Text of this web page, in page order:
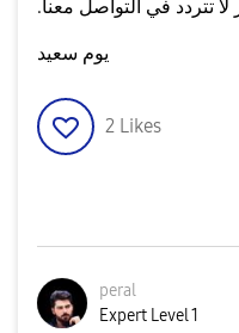
تتردد في التواصل معنا.
يوم سعيد
2 Likes
peral
Expert Level 1